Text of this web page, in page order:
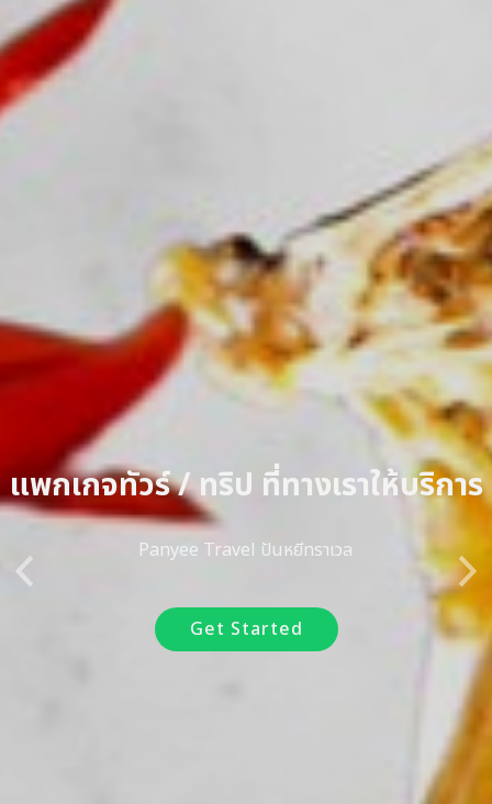
แพกเกจทัวร์ / ทริป ที่ทางเราให้บริการ
Panyee Travel ปันหยีทราเวล
Get Started
Previous